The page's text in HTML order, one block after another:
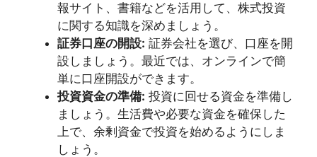
報サイト、書籍などを活用して、株式投資
に関する知識を深めましょう。
証券口座の開設: 証券会社を選び、口座を開
設しましょう。最近では、オンラインで簡
単に口座開設ができます。
投資資金の準備: 投資に回せる資金を準備し
ましょう。生活費や必要な資金を確保した
上で、余剰資金で投資を始めるようにしま
しょう。